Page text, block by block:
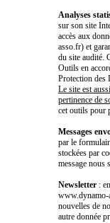
Analyses
sur son site
accès aux
asso.fr) et
du site audité.
Outils en
Protection des
Le site est
pertinence de
cet outils pour
Messages
par le
stockées par
message nous
Newsletter :
www.dynamo-
nouvelles de
autre donnée